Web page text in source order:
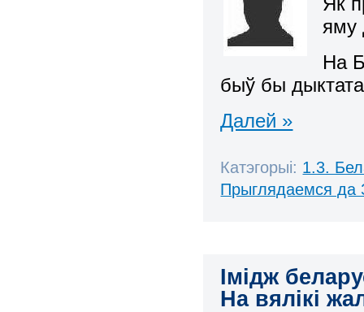
яму
На
быў бы
Далей »
Катэгорыі: 1.3.
Прыглядаемся да
Імідж
На вялікі